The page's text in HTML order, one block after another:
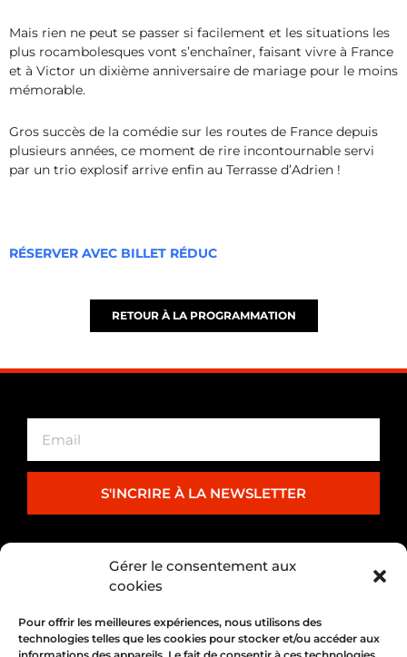
Gérer le consentement aux
cookies
Pour offrir les meilleures expériences, nous utilisons des
technologies telles que les cookies pour stocker et/ou accéder aux
Mais rien ne peut se passer si facilement et les situations les
plus rocambolesques vont s’enchaîner, faisant vivre à France
et à Victor un dixième anniversaire de mariage pour le moins
mémorable.
Gros succès de la comédie sur les routes de France depuis
plusieurs années, ce moment de rire incontournable servi
par un trio explosif arrive enfin au Terrasse d’Adrien !
RÉSERVER AVEC BILLET RÉDUC
RETOUR À LA PROGRAMMATION
S'INCRIRE À LA NEWSLETTER
PARTENARIAT